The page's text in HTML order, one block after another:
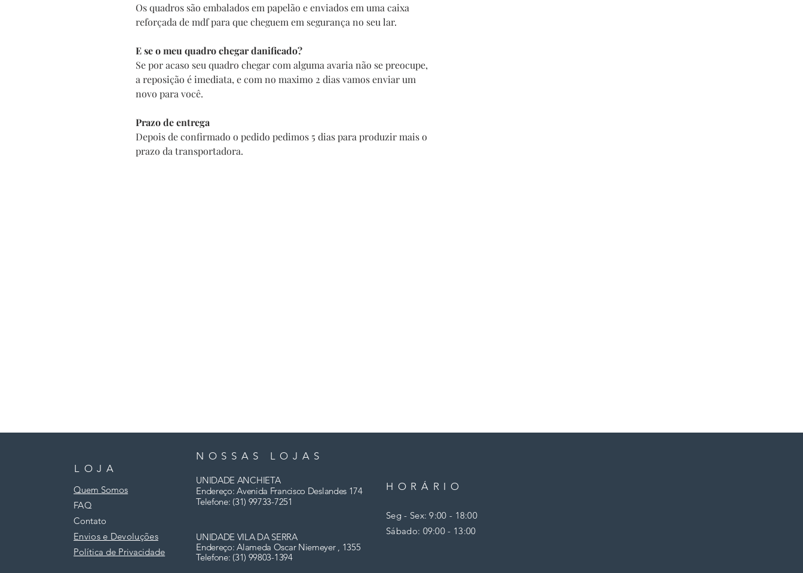
Os quadros são embalados em papelão e enviados em uma caixa
reforçada de mdf para que cheguem em segurança no seu lar.
E se o meu quadro chegar danificado?
Se por acaso seu quadro chegar com alguma avaria não se preocupe,
a reposição é imediata, e com no maximo 2 dias vamos enviar um
novo para você.
Prazo de entrega
Depois de confirmado o pedido pedimos 5 dias para produzir mais o
prazo da transportadora.
LOJA
NOSSAS LOJAS
Quem Somos
FAQ
Contato
Envios e Devoluções
Política de Privacidade
UNIDADE ANCHIETA
Endereço: Avenida Francisco Deslandes 174
Telefone: (31) 99733-7251
Seg - Sex: 9:00 - 18:00
​​Sábado: 09:00 - 13:00
HORÁRIO
UNIDADE VILA DA SERRA
Endereço: Alameda Oscar Niemeyer , 1355
Telefone: (31) 99803-1394